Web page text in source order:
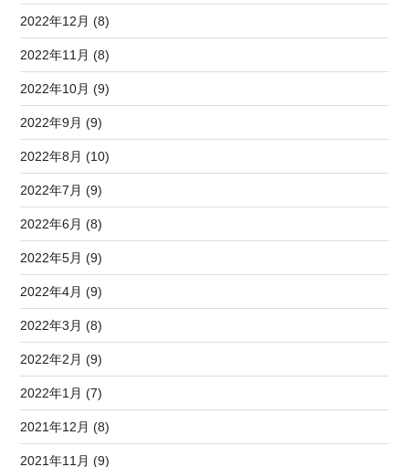
2022年12月 (8)
2022年11月 (8)
2022年10月 (9)
2022年9月 (9)
2022年8月 (10)
2022年7月 (9)
2022年6月 (8)
2022年5月 (9)
2022年4月 (9)
2022年3月 (8)
2022年2月 (9)
2022年1月 (7)
2021年12月 (8)
2021年11月 (9)